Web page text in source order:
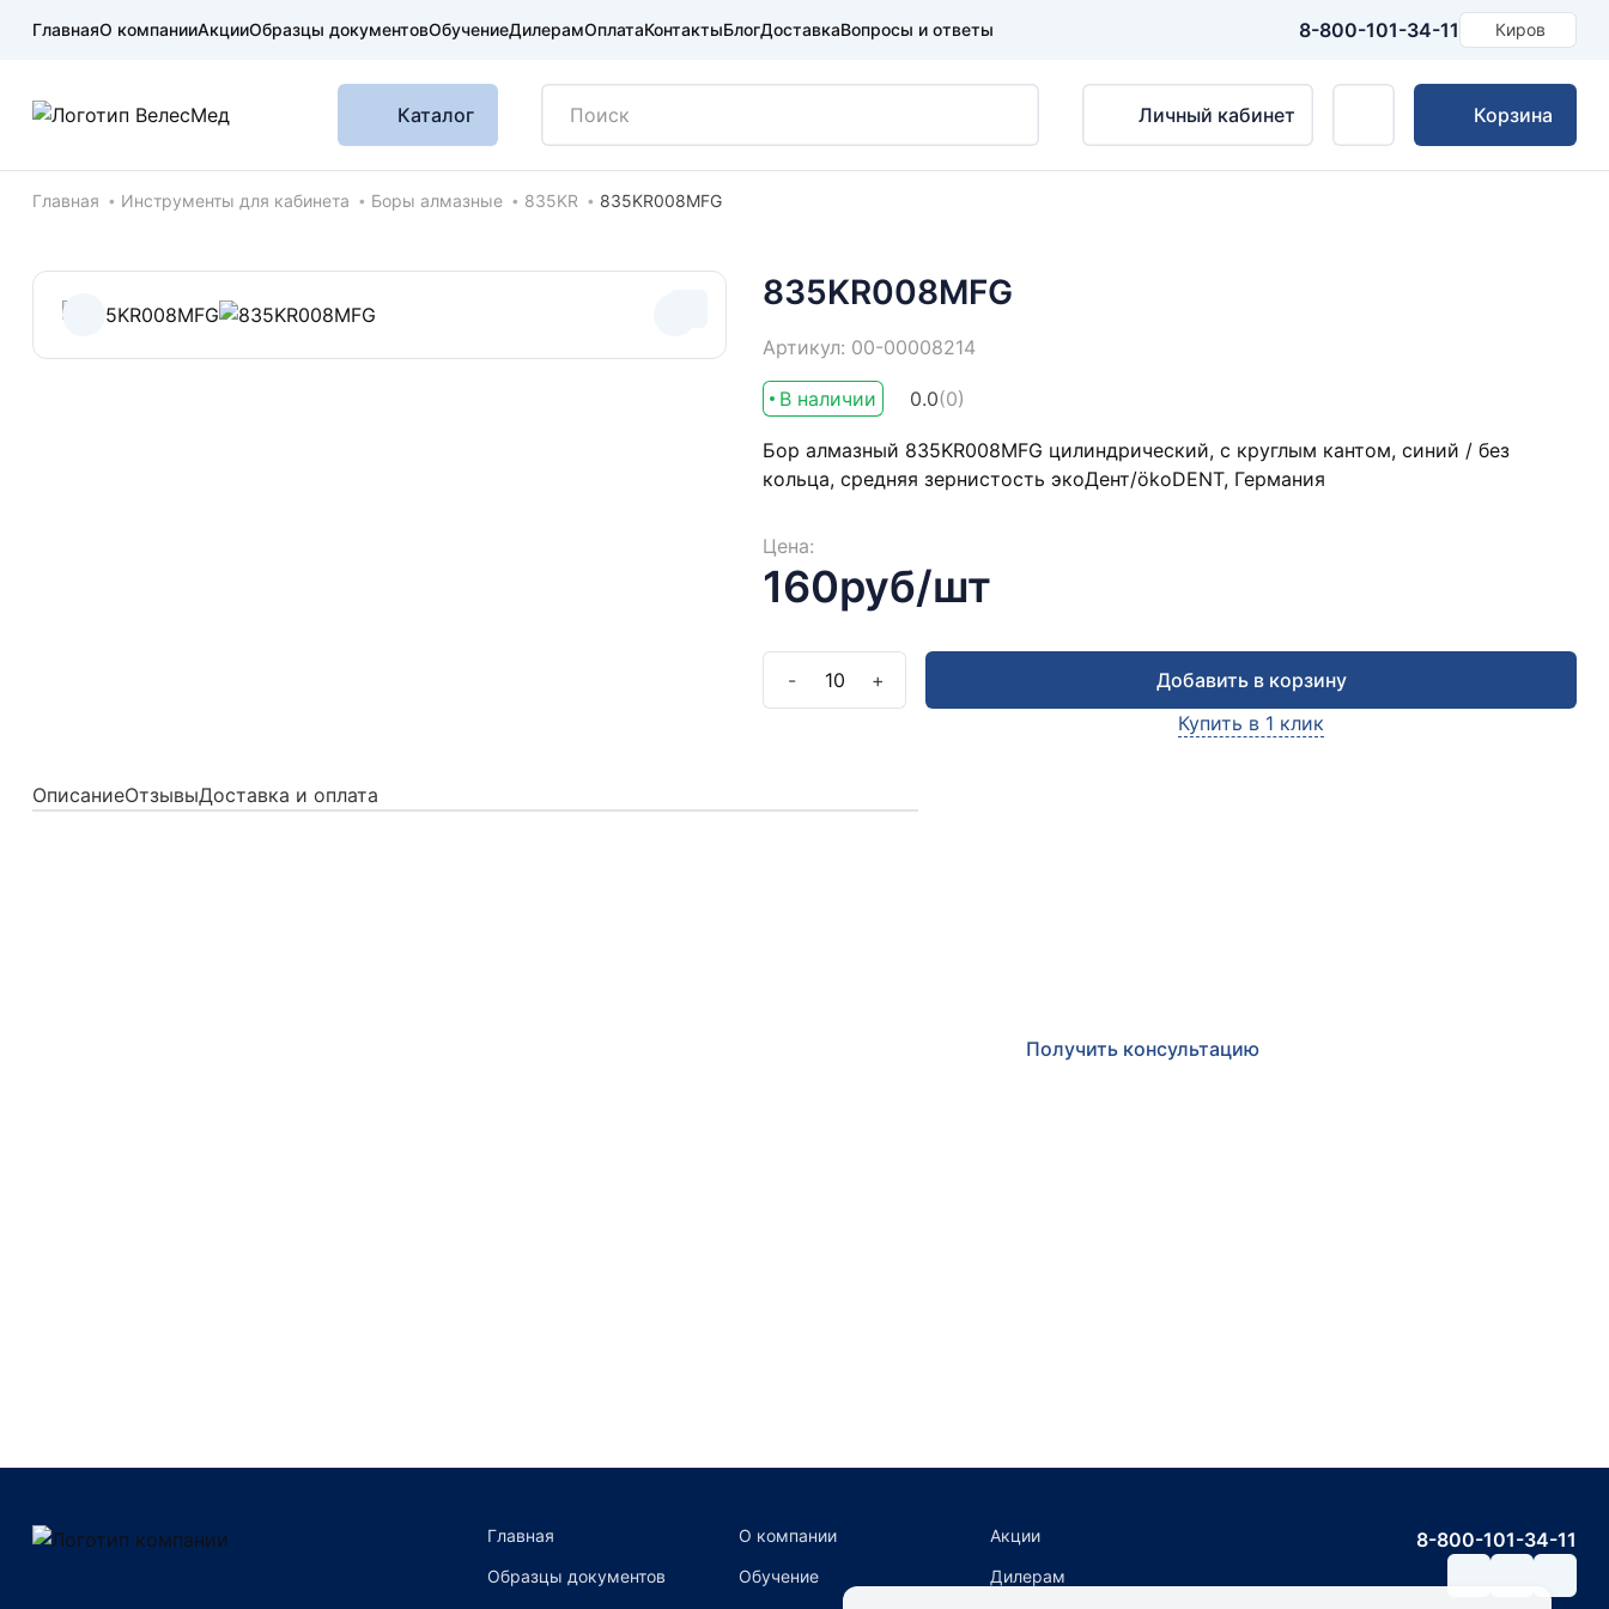
ГлавнаяО компанииАкцииОбразцы документовОбучениеДилерамОплатаКонтактыБлогДоставкаВопросы и ответы 8-800-101-34-11 Киров
Каталог Личный кабинет Корзина
Хлебные крошки
Главная Инструменты для кабинета Боры алмазные 835KR 835KR008MFG
835KR008MFG
Артикул: 00-00008214
В наличии 0.0(0)
Бор алмазный 835KR008MFG цилиндрический, с круглым кантом, синий / без
кольца, средняя зернистость экоДент/ökoDENT, Германия
Цена:
160руб/шт
- 10 +
Добавить в корзину
Купить в 1 клик
ОписаниеОтзывыДоставка и оплата
Получить консультацию
Главная О компании
Акции
Образцы документов
Обучение
Дилерам
8-800-101-34-11